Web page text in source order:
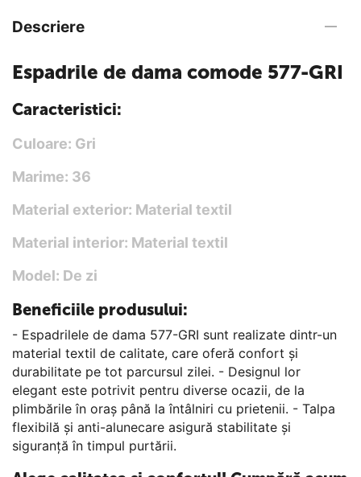
Descriere
Espadrile de dama comode 577-GRI
Caracteristici:
Culoare: Gri
Marime: 36
Material exterior: Material textil
Material interior: Material textil
Model: De zi
Beneficiile produsului:
- Espadrilele de dama 577-GRI sunt realizate dintr-un
material textil de calitate, care oferă confort și
durabilitate pe tot parcursul zilei. - Designul lor
elegant este potrivit pentru diverse ocazii, de la
plimbările în oraș până la întâlniri cu prietenii. - Talpa
flexibilă și anti-alunecare asigură stabilitate și
siguranță în timpul purtării.